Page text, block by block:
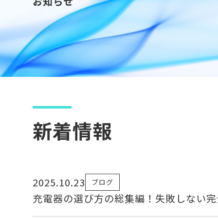
新着情報
2025.10.23 ブログ
充電器の選び方の総集編！失敗しない